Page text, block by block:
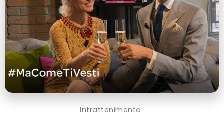
Intrattenimento